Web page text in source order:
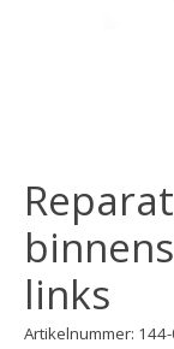
links
Artikelnummer: 144-